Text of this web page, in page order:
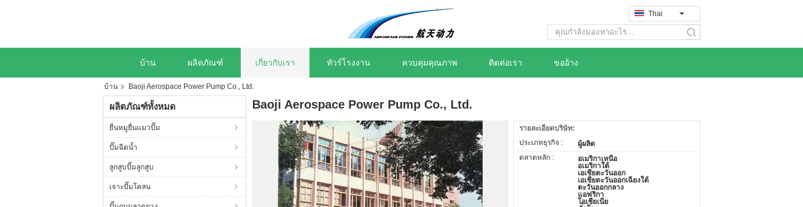
Thai
search
บ้าน ผลิตภัณฑ์ เกี่ยวกับเรา ทัวร์โรงงาน ควบคุมคุณภาพ ติดต่อเรา ขออ้าง
บ้าน Baoji Aerospace Power Pump Co., Ltd.
ผลิตภัณฑ์ทั้งหมด
ยื่นหมูยื่นแมวปั๊ม
ปั๊มฉีดน้ำ
ลูกสูบปั๊มลูกสูบ
เจาะปั๊มโคลน
Baoji Aerospace Power Pump Co., Ltd.
รายละเอียดบริษัท:
ประเภทธุรกิจ :
ผู้ผลิต
ตลาดหลัก :
อเมริกาเหนือ
อเมริกาใต้
เอเชียตะวันออก
เอเชียตะวันออกเฉียงใต้
ตะวันออกกลาง
แอฟริกา
โอเชียเนีย